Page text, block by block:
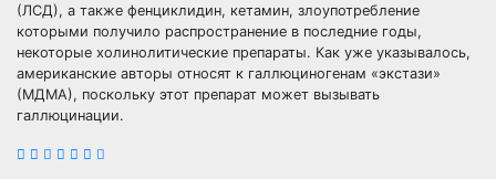
(ЛСД), а также фенциклидин, кетамин, злоупотребление
которыми получило распространение в последние годы,
некоторые холинолитические препараты. Как уже указывалось,
американские авторы относят к галлюциногенам «экстази»
(МДМА), поскольку этот препарат может вызывать
галлюцинации.